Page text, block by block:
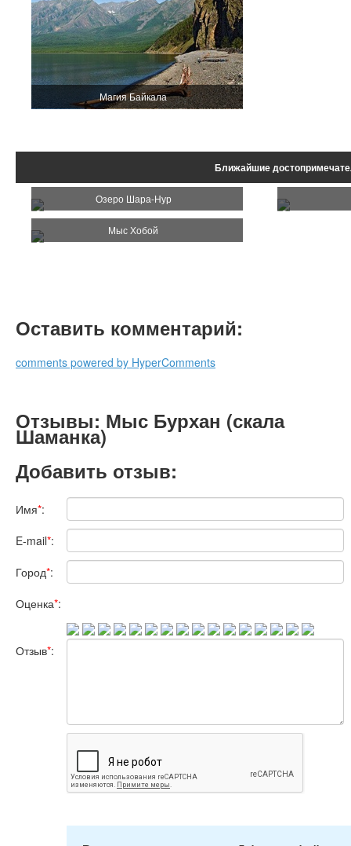
Магия Байкала
Ближайшие
Озеро Шара-Нур
Мыс Хобой
Оставить комментарий:
comments powered by HyperComments
Отзывы: Мыс Бурхан (скала
Шаманка)
Добавить отзыв:
Имя*:
E-mail*:
Город*:
Оценка*:
Отзыв*: